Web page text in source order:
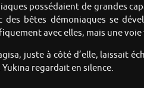
possédaient de grandes
bêtes démoniaques se
avec elles, mais une
juste à côté d’elle, laissait
regardait en silence.